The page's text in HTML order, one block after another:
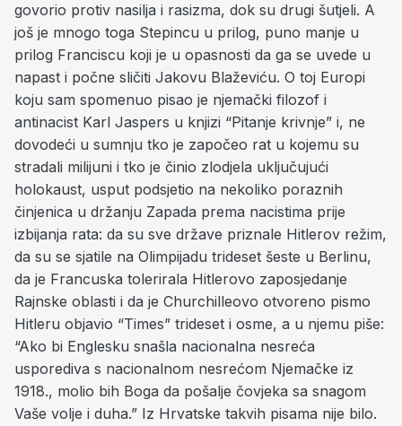
govorio protiv nasilja i rasizma, dok su drugi šutjeli. A
još je mnogo toga Stepincu u prilog, puno manje u
prilog Franciscu koji je u opasnosti da ga se uvede u
napast i počne sličiti Jakovu Blaževiću. O toj Europi
koju sam spomenuo pisao je njemački filozof i
antinacist Karl Jaspers u knjizi “Pitanje krivnje” i, ne
dovodeći u sumnju tko je započeo rat u kojemu su
stradali milijuni i tko je činio zlodjela uključujući
holokaust, usput podsjetio na nekoliko poraznih
činjenica u držanju Zapada prema nacistima prije
izbijanja rata: da su sve države priznale Hitlerov režim,
da su se sjatile na Olimpijadu trideset šeste u Berlinu,
da je Francuska tolerirala Hitlerovo zaposjedanje
Rajnske oblasti i da je Churchilleovo otvoreno pismo
Hitleru objavio “Times” trideset i osme, a u njemu piše:
“Ako bi Englesku snašla nacionalna nesreća
usporediva s nacionalnom nesrećom Njemačke iz
1918., molio bih Boga da pošalje čovjeka sa snagom
Vaše volje i duha.” Iz Hrvatske takvih pisama nije bilo.